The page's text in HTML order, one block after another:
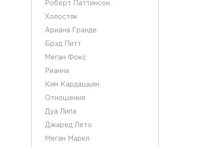
Роберт Паттинсон
Холостяк
Ариана Гранде
Брэд Питт
Меган Фокс
Рианна
Ким Кардашьян
Отношения
Дуа Липа
Джаред Лето
Меган Маркл